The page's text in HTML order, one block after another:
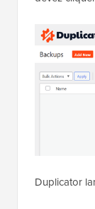
Duplicator